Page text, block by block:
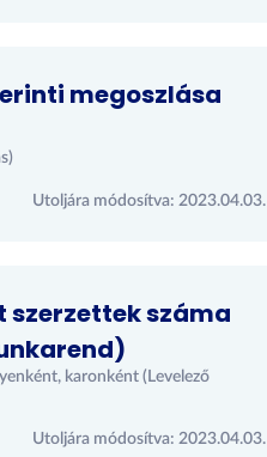
megoszlása
Utoljára módosítva: 2023.04.03.
szerzettek száma
karonként (Levelező
Utoljára módosítva: 2023.04.03.